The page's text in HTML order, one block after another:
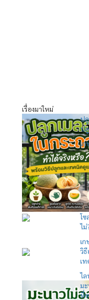
เรื่องมาใหม่
ป
ป
เ
โ
ไม่
เ
วิ
เท
ไ
ม
ที่